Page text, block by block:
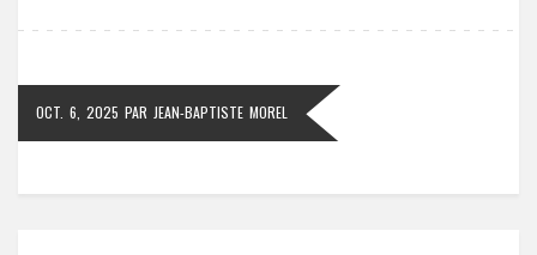
OCT. 6, 2025 PAR JEAN-BAPTISTE MOREL